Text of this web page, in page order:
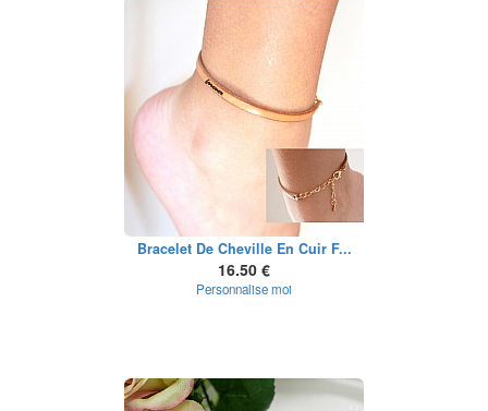
Bracelet De Cheville En Cuir F...
16.50 €
Personnalise moi